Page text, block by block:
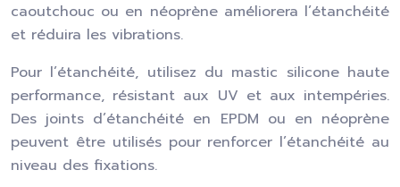
caoutchouc ou en néoprène améliorera l’étanchéité
et réduira les vibrations.
Pour l’étanchéité, utilisez du mastic silicone haute
performance, résistant aux UV et aux intempéries.
Des joints d’étanchéité en EPDM ou en néoprène
peuvent être utilisés pour renforcer l’étanchéité au
niveau des fixations.